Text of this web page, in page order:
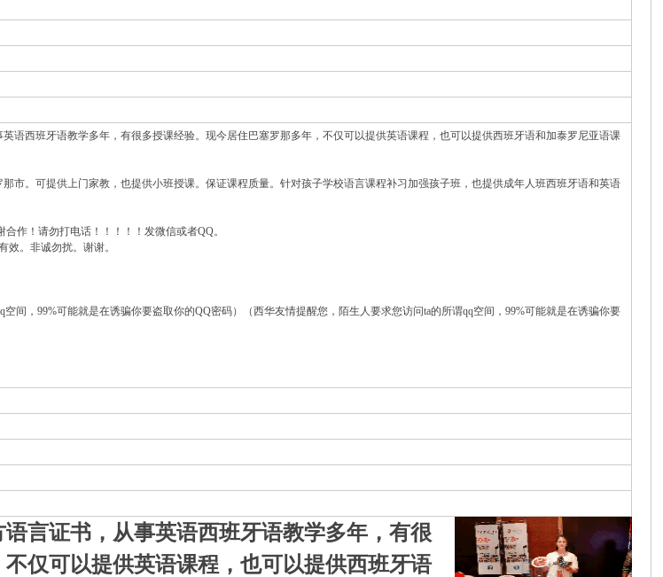
语西班牙语教学多年，有很多授课经验。现今居住巴塞罗那多年，不仅可以提供英语课程，也可以提供西班牙语和加泰罗尼亚语课
市。可提供上门家教，也提供小班授课。保证课程质量。针对孩子学校语言课程补习加强孩子班，也提供成年人班西班牙语和英语
作！请勿打电话！！！！！发微信或者QQ。
效。非诚勿扰。谢谢。
间，99%可能就是在诱骗你要盗取你的QQ密码）（西华友情提醒您，陌生人要求您访问ta的所谓qq空间，99%可能就是在诱骗你要
言证书，从事英语西班牙语教学多年，有很
仅可以提供英语课程，也可以提供西班牙语